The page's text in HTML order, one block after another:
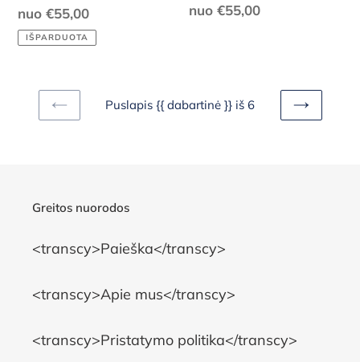
Reguliari
kaina
nuo €55,00
IŠPARDUOTA
Reguliari
nuo €55,00
ANKSTESNIS
Puslapis {{ dabartinė }} iš 6
KITAS
Greitos nuorodos
<transcy>Paieška</transcy>
<transcy>Apie mus</transcy>
<transcy>Pristatymo politika</transcy>